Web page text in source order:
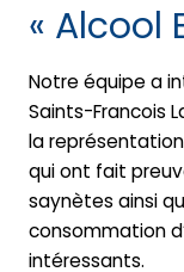
« Alcool
Notre équipe a
Saints-Francois
la
qui ont fait
saynètes ainsi
consommation
intéressants.